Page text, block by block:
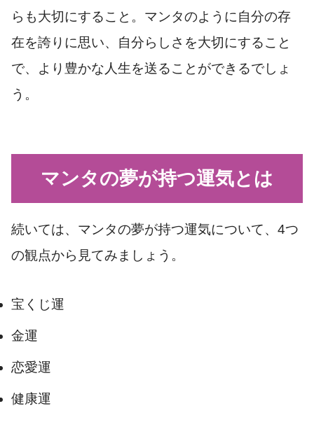
らも大切にすること。マンタのように自分の存
在を誇りに思い、自分らしさを大切にすること
で、より豊かな人生を送ることができるでしょ
う。
マンタの夢が持つ運気とは
続いては、マンタの夢が持つ運気について、4つ
の観点から見てみましょう。
宝くじ運
金運
恋愛運
健康運